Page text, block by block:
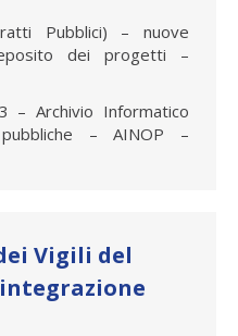
Pubblici) – nuove
dei progetti –
– Archivio Informatico
– AINOP –
Vigili del